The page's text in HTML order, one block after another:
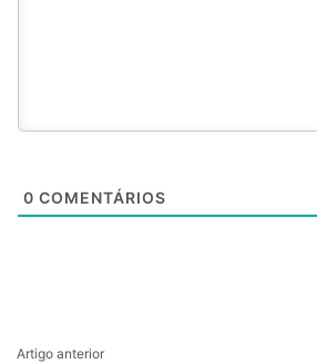
0 COMENTÁRIOS
Artigo anterior